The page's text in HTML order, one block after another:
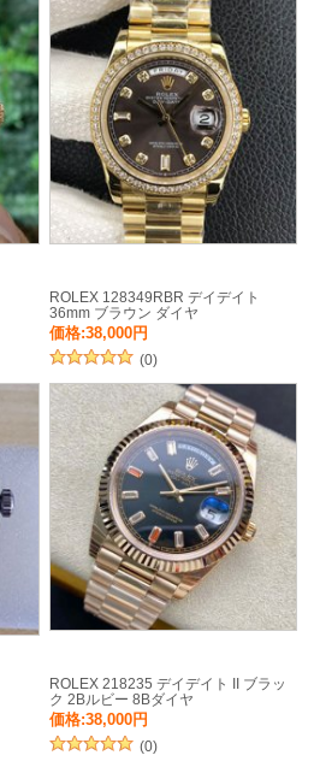
ROLEX 128349RBR デイデイト
36mm ブラウン ダイヤ
価格:38,000円
(0)
ROLEX 218235 デイデイト II ブラッ
ク 2Bルビー 8Bダイヤ
価格:38,000円
(0)